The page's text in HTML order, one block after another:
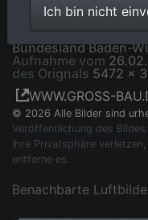
Schüttung im
Bundesland Baden-
Aufnahme vom
des Orignals 5472 x
WWW.GROSS-
© 2026 Alle Bilder sind
Veröffentlichung des
Ihre Privatsphäre
entferne es.
Benachbarte
Ich bin nicht